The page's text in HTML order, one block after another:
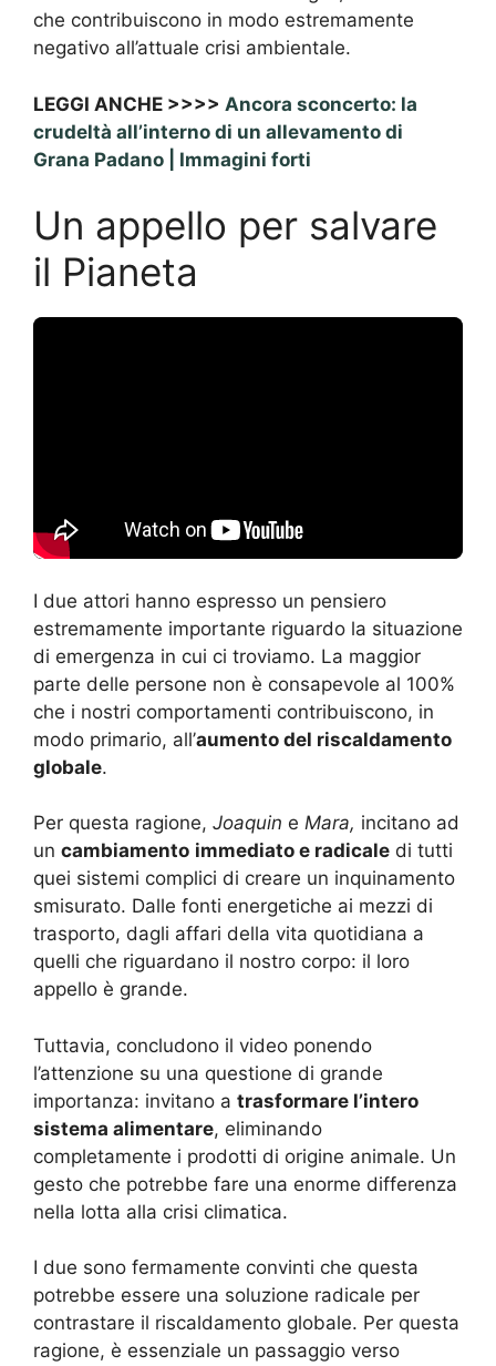
che contribuiscono in modo estremamente
negativo all’attuale crisi ambientale.
LEGGI ANCHE >>>> Ancora sconcerto: la
crudeltà all’interno di un allevamento di
Grana Padano | Immagini forti
Un appello per salvare
il Pianeta
I due attori hanno espresso un pensiero
estremamente importante riguardo la situazione
di emergenza in cui ci troviamo. La maggior
parte delle persone non è consapevole al 100%
che i nostri comportamenti contribuiscono, in
modo primario, all’aumento del riscaldamento
globale.
Per questa ragione, Joaquin e Mara, incitano ad
un cambiamento immediato e radicale di tutti
quei sistemi complici di creare un inquinamento
smisurato. Dalle fonti energetiche ai mezzi di
trasporto, dagli affari della vita quotidiana a
quelli che riguardano il nostro corpo: il loro
appello è grande.
Tuttavia, concludono il video ponendo
l’attenzione su una questione di grande
importanza: invitano a trasformare l’intero
sistema alimentare, eliminando
completamente i prodotti di origine animale. Un
gesto che potrebbe fare una enorme differenza
nella lotta alla crisi climatica.
I due sono fermamente convinti che questa
potrebbe essere una soluzione radicale per
contrastare il riscaldamento globale. Per questa
ragione, è essenziale un passaggio verso